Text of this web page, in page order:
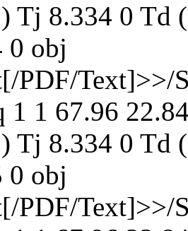
Tj 8.334 0 Td
0 obj
PDF/Text]>>/
1 67.96
Tj 8.334 0 Td
0 obj
PDF/Text]>>/